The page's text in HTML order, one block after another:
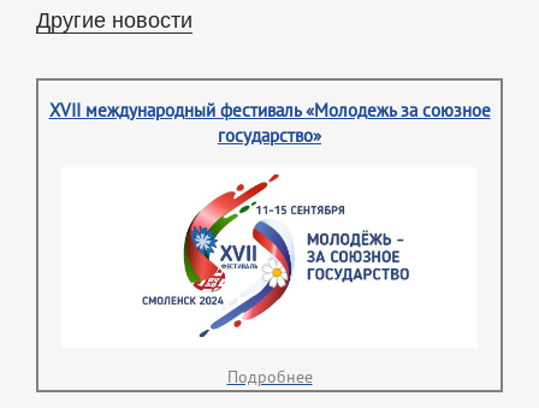
Другие новости
XVII международный фестиваль «Молодежь за союзное
государство»
Подробнее